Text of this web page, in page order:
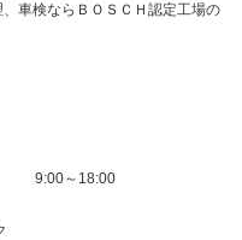
車検ならＢＯＳＣＨ認定工場の
9:00～18:00